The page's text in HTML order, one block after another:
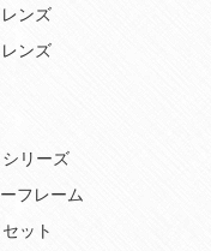
ンズ
ンズ
リーズ
フレーム
ット